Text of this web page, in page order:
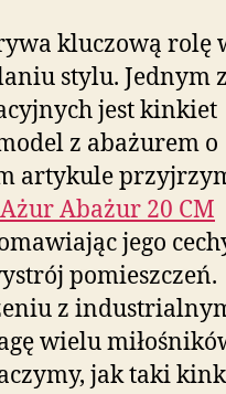
kluczową rolę
stylu. Jednym
jest kinkiet
z abażurem o
artykule
Abażur 20 CM
jego
pomieszczeń.
z
wielu
jak taki